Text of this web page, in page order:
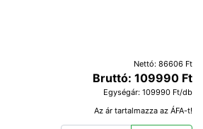
Nettó: 86606 Ft
Bruttó: 109990 Ft
Egységár: 109990 Ft/db
Az ár tartalmazza az ÁFA-t!